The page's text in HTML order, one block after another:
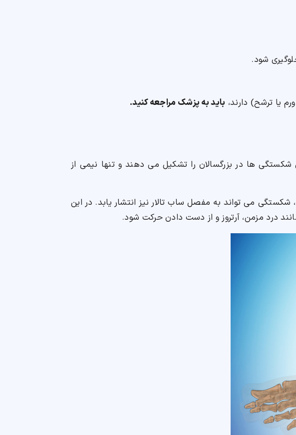
شود.
یا ترشح) دارند، باید به پزشک مراجعه کنید.
شکستگی استخوان های تارسال تنها 2 درصد تمامی شکستگی ها در بزرگسالان را تشکیل می دهند و تنها نیمی از
می تواند به مفصل ساب تالار نیز انتشار یابد. در این
درد مزمن، آرتروز و از دست دادن حرکت شود.